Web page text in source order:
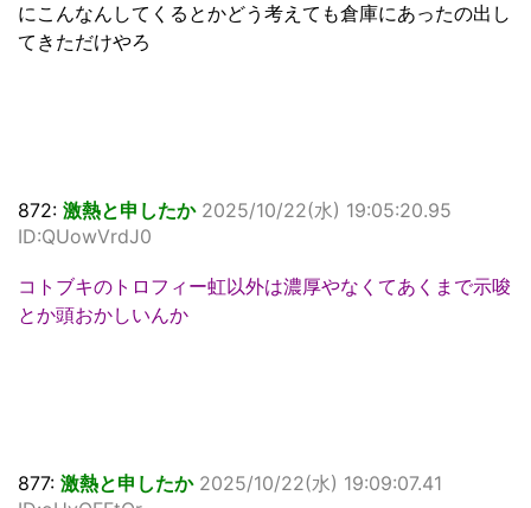
にこんなんしてくるとかどう考えても倉庫にあったの出し
てきただけやろ
872: 激熱と申したか 2025/10/22(水) 19:05:20.95
ID:QUowVrdJ0
コトブキのトロフィー虹以外は濃厚やなくてあくまで示唆
とか頭おかしいんか
877: 激熱と申したか 2025/10/22(水) 19:09:07.41